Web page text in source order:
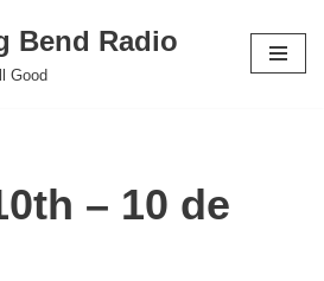
Bend Radio
Good
– 10 de